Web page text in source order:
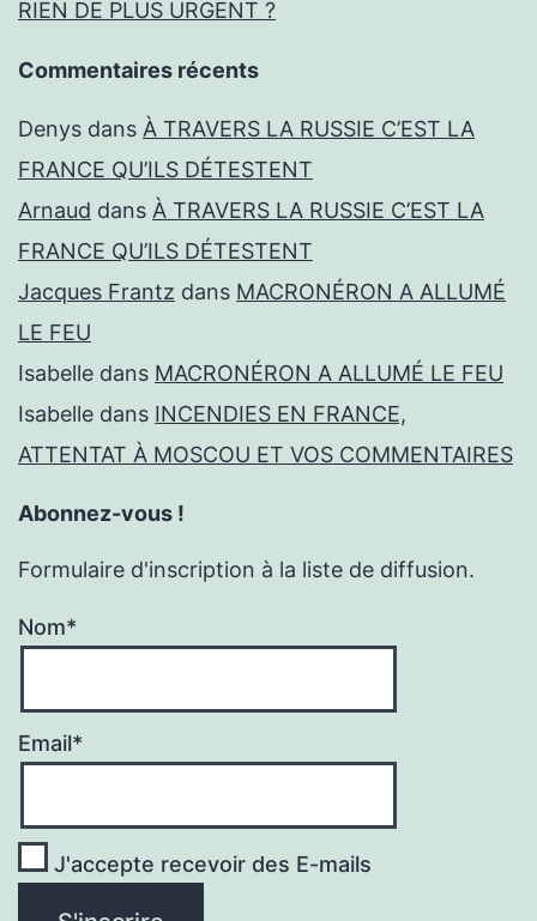
RIEN DE PLUS URGENT ?
Commentaires récents
Denys dans À TRAVERS LA RUSSIE C’EST LA
FRANCE QU’ILS DÉTESTENT
Arnaud dans À TRAVERS LA RUSSIE C’EST LA
FRANCE QU’ILS DÉTESTENT
Jacques Frantz dans MACRONÉRON A ALLUMÉ
LE FEU
Isabelle dans MACRONÉRON A ALLUMÉ LE FEU
Isabelle dans INCENDIES EN FRANCE,
ATTENTAT À MOSCOU ET VOS COMMENTAIRES
Abonnez-vous !
Formulaire d'inscription à la liste de diffusion.
Nom*
Email*
J'accepte recevoir des E-mails